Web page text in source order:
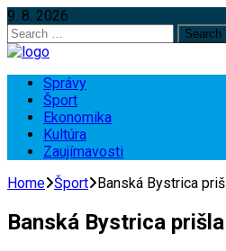
9. 8. 2026
Search
for:
Správy
Šport
Ekonomika
Kultúra
Zaujímavosti
Home Šport Banská Bystrica
Banská Bystrica